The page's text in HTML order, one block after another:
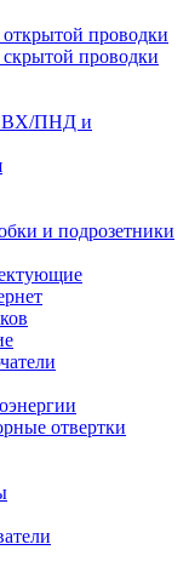
проводки
проводки
ПВХ/ПНД и
и подрозетники
отвертки